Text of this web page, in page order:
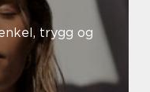
trygg og